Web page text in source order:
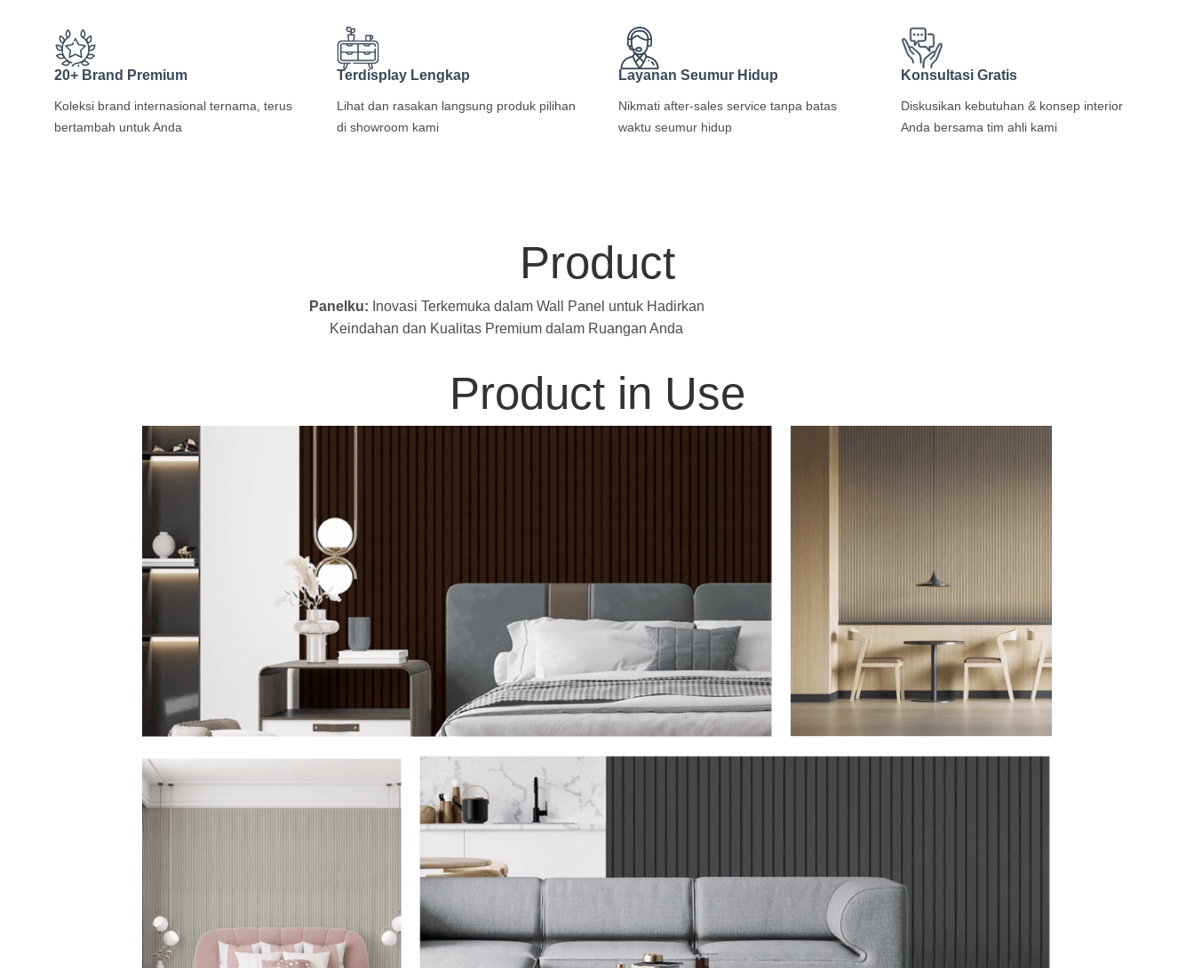
20+ Brand Premium
Koleksi brand internasional ternama, terus
bertambah untuk Anda
Terdisplay Lengkap
Lihat dan rasakan langsung produk pilihan
di showroom kami
Layanan Seumur Hidup
Nikmati after-sales service tanpa batas
waktu seumur hidup
Konsultasi Gratis
Diskusikan kebutuhan & konsep interior
Anda bersama tim ahli kami
Product
Panelku: Inovasi Terkemuka dalam Wall Panel untuk Hadirkan
Keindahan dan Kualitas Premium dalam Ruangan Anda
Product in Use